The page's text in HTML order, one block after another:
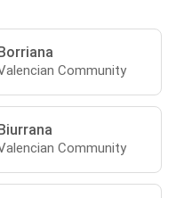
Community
Community